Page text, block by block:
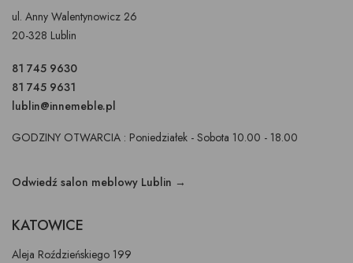
ul. Anny Walentynowicz 26
20-328 Lublin
81 745 9630
81 745 9631
lublin@innemeble.pl
GODZINY OTWARCIA : Poniedziałek - Sobota 10.00 - 18.00
Odwiedź salon meblowy Lublin →
KATOWICE
Aleja Roździeńskiego 199